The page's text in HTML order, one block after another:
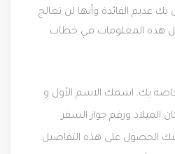
عديم الفائدة وأنها لن تعالج
هذه المعلومات في خطاب
بك. اسمك الاسم الأول و
الميلاد ورقم جواز السفر
الحصول على هذه التفاصيل